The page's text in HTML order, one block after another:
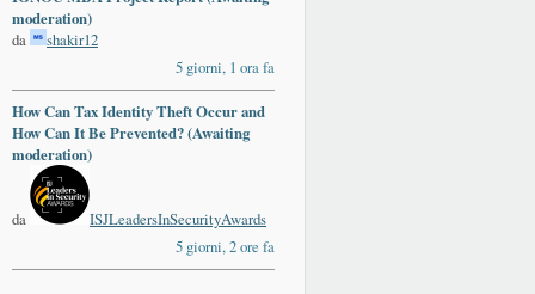
moderation)
da
shakir12
5 giorni, 1 ora fa
How Can Tax Identity Theft Occur and
How Can It Be Prevented? (Awaiting
moderation)
da
ISJLeadersInSecurityAwards
5 giorni, 2 ore fa